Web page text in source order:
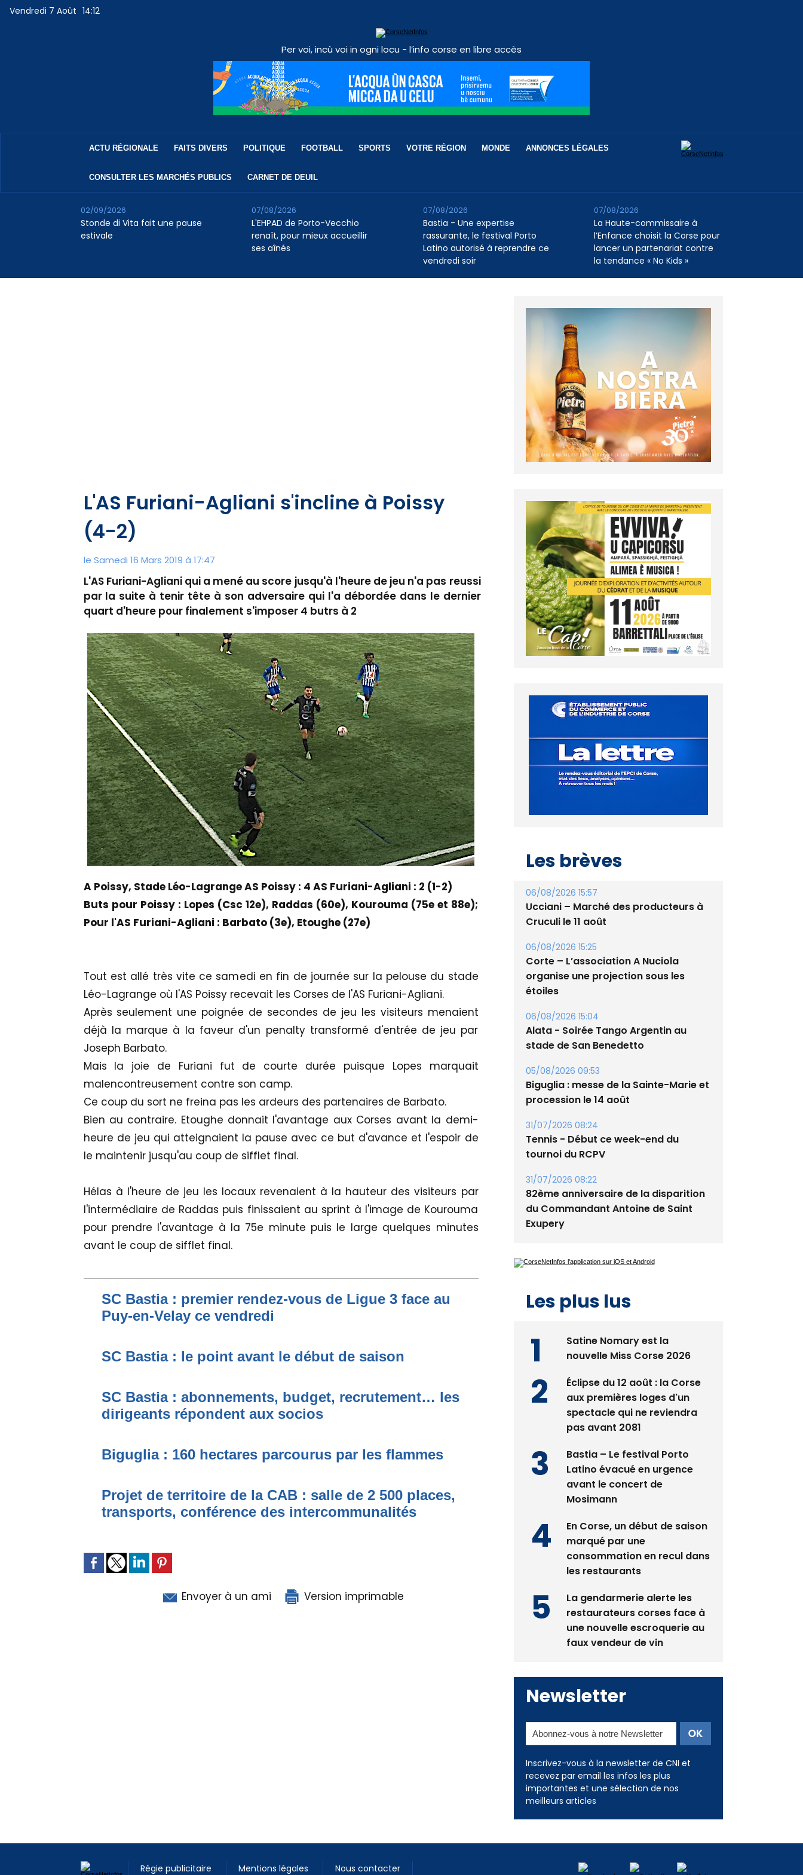
Vendredi 7 Août 14:12
Per voi, incù voi in ogni locu - l’info corse en libre accès
ACTU RÉGIONALE FAITS DIVERS POLITIQUE FOOTBALL SPORTS VOTRE RÉGION MONDE ANNONCES LÉGALES
CONSULTER LES MARCHÉS PUBLICS CARNET DE DEUIL
Stonde di Vita fait une pause
estivale
02/09/2026
L'EHPAD de Porto-Vecchio
renaît, pour mieux accueillir
ses aînés
07/08/2026
Bastia - Une expertise
rassurante, le festival Porto
Latino autorisé à reprendre ce
vendredi soir
07/08/2026
La Haute-commissaire à
l’Enfance choisit la Corse pour
lancer un partenariat contre
la tendance « No Kids »
07/08/2026
L'AS Furiani-Agliani s'incline à Poissy
(4-2)
le Samedi 16 Mars 2019 à 17:47
L'AS Furiani-Agliani qui a mené au score jusqu'à l'heure de jeu n'a pas reussi
par la suite à tenir tête à son adversaire qui l'a débordée dans le dernier
quart d'heure pour finalement s'imposer 4 butrs à 2
A Poissy, Stade Léo-Lagrange AS Poissy : 4 AS Furiani-Agliani : 2 (1-2)
Buts pour Poissy : Lopes (Csc 12e), Raddas (60e), Kourouma (75e et 88e);
Pour l'AS Furiani-Agliani : Barbato (3e), Etoughe (27e)
Tout est allé très vite ce samedi en fin de journée sur la pelouse du stade
Léo-Lagrange où l'AS Poissy recevait les Corses de l'AS Furiani-Agliani.
Après seulement une poignée de secondes de jeu les visiteurs menaient
déjà la marque à la faveur d'un penalty transformé d'entrée de jeu par
Joseph Barbato.
Mais la joie de Furiani fut de courte durée puisque Lopes marquait
malencontreusement contre son camp.
Ce coup du sort ne freina pas les ardeurs des partenaires de Barbato.
Bien au contraire. Etoughe donnait l'avantage aux Corses avant la demi-
heure de jeu qui atteignaient la pause avec ce but d'avance et l'espoir de
le maintenir jusqu'au coup de sifflet final.
Hélas à l'heure de jeu les locaux revenaient à la hauteur des visiteurs par
l'intermédiaire de Raddas puis finissaient au sprint à l'image de Kourouma
pour prendre l'avantage à la 75e minute puis le large quelques minutes
avant le coup de sifflet final.
SC Bastia : premier rendez-vous de Ligue 3 face au
Puy-en-Velay ce vendredi
SC Bastia : le point avant le début de saison
SC Bastia : abonnements, budget, recrutement… les
dirigeants répondent aux socios
Biguglia : 160 hectares parcourus par les flammes
Projet de territoire de la CAB : salle de 2 500 places,
transports, conférence des intercommunalités
Envoyer à un ami Version imprimable
Les brèves
06/08/2026 15:57
Ucciani – Marché des producteurs à
Cruculi le 11 août
06/08/2026 15:25
Corte – L’association A Nuciola
organise une projection sous les
étoiles
06/08/2026 15:04
Alata - Soirée Tango Argentin au
stade de San Benedetto
05/08/2026 09:53
Biguglia : messe de la Sainte-Marie et
procession le 14 août
31/07/2026 08:24
Tennis - Début ce week-end du
tournoi du RCPV
31/07/2026 08:22
82ème anniversaire de la disparition
du Commandant Antoine de Saint
Exupery
Les plus lus
Satine Nomary est la
nouvelle Miss Corse 2026
Éclipse du 12 août : la Corse
aux premières loges d'un
spectacle qui ne reviendra
pas avant 2081
Bastia – Le festival Porto
Latino évacué en urgence
avant le concert de
Mosimann
En Corse, un début de saison
marqué par une
consommation en recul dans
les restaurants
La gendarmerie alerte les
restaurateurs corses face à
une nouvelle escroquerie au
faux vendeur de vin
Newsletter
Inscrivez-vous à la newsletter de CNI et
recevez par email les infos les plus
importantes et une sélection de nos
meilleurs articles
Régie publicitaire Mentions légales Nous contacter